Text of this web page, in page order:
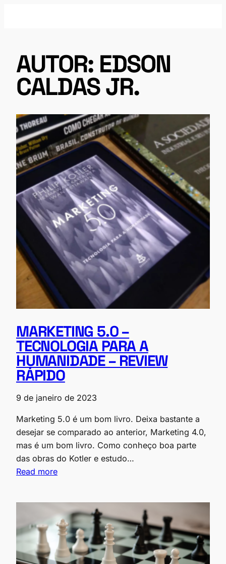
AUTOR: EDSON
CALDAS JR.
MARKETING 5.0 –
TECNOLOGIA PARA A
HUMANIDADE – REVIEW
RÁPIDO
9 de janeiro de 2023
Marketing 5.0 é um bom livro. Deixa bastante a
desejar se comparado ao anterior, Marketing 4.0,
mas é um bom livro. Como conheço boa parte
das obras do Kotler e estudo…
Read more